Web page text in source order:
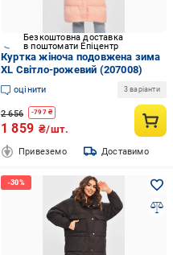
Безкоштовна доставка
в поштомати Епіцентр
Куртка жіноча подовжена зима
XL Світло-рожевий (207008)
оцінити 3 варіанти
2 656 -797₴
1 859 ₴/шт.
Привеземо Доставимо